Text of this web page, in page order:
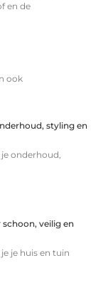
en de
ook
styling en
je onderhoud,
veilig en
je huis en tuin